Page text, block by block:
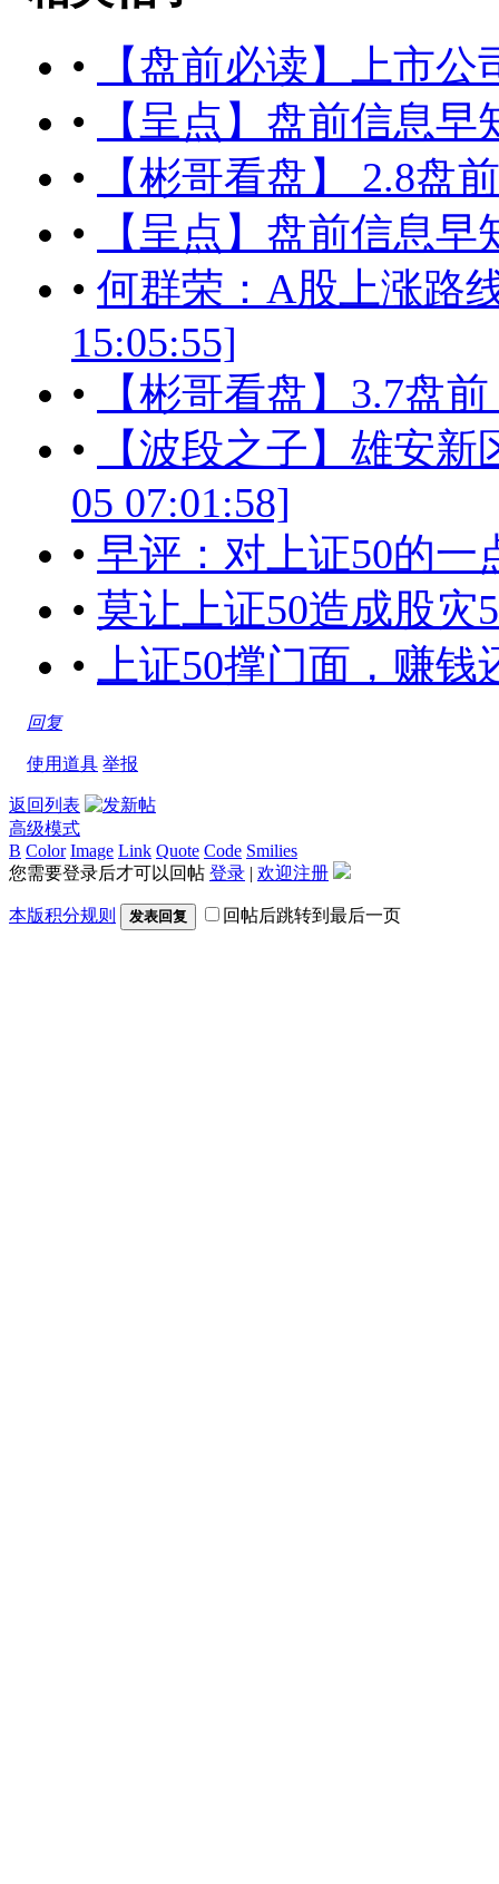
•
【盘前必读】上市
•
【呈点】盘前信息早
•
【彬哥看盘】 2.8盘
•
【呈点】盘前信息早
• 何群荣：A股上涨路
15:05:55]
•
【彬哥看盘】3.7盘
•
【波段之子】雄安
05 07:01:58]
• 早评：对上证50的一
• 莫让上证50造成股灾
•
上证50撑门面，赚
回复
使用道具 举报
返回列表
高级模式
B Color Image Link Quote Code Smilies
您需要登录后才可以回帖 登录 | 欢迎注册
本版积分规则 发表回复 回帖后跳转到最后一页